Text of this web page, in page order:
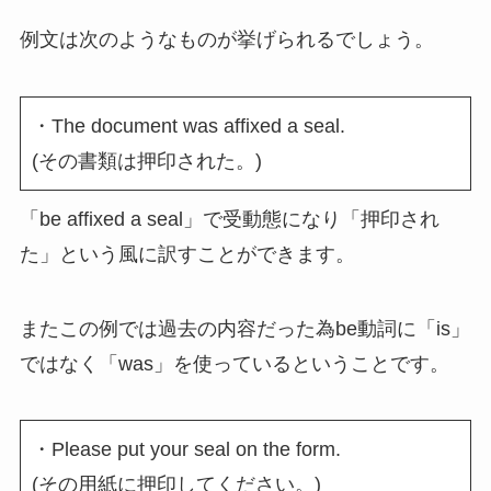
例文は次のようなものが挙げられるでしょう。
・The document was affixed a seal.
(その書類は押印された。)
「be affixed a seal」で受動態になり「押印され
た」という風に訳すことができます。
またこの例では過去の内容だった為be動詞に「is」
ではなく「was」を使っているということです。
・Please put your seal on the form.
(その用紙に押印してください。)